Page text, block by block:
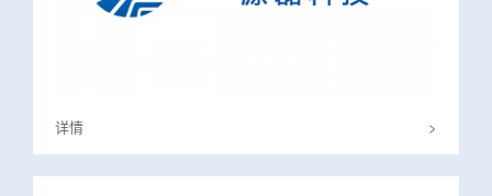
详情 >